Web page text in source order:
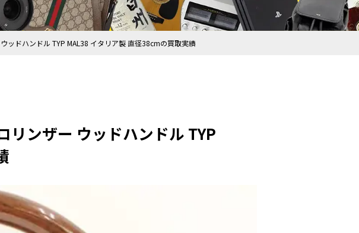
ドハンドル TYP MAL38 イタリア製 直径38cmの買取実績
ンザー ウッドハンドル TYP